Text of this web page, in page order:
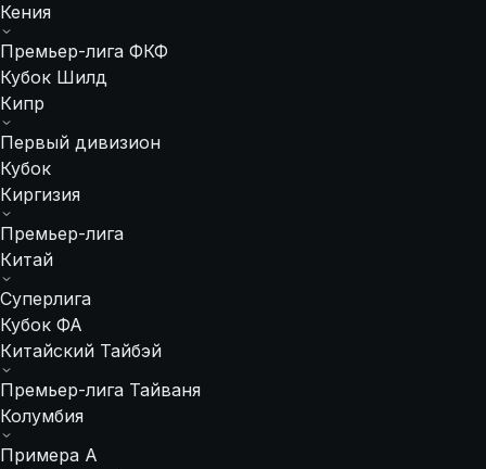
Кения
Премьер-лига ФКФ
Кубок Шилд
Кипр
Первый дивизион
Кубок
Киргизия
Премьер-лига
Китай
Суперлига
Кубок ФА
Китайский Тайбэй
Премьер-лига Тайваня
Колумбия
Примера A